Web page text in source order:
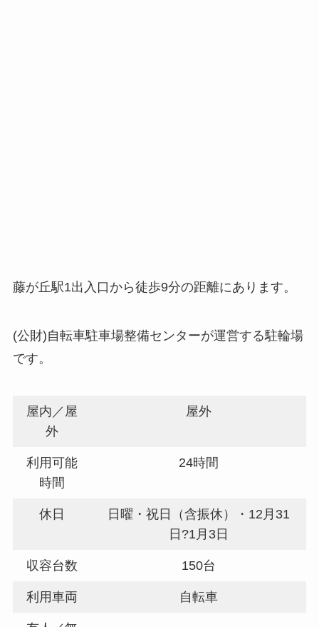
藤が丘駅1出入口から徒歩9分の距離にあります。
(公財)自転車駐車場整備センターが運営する駐輪場
です。
屋内／屋
外
屋外
利用可能
時間
24時間
休日
日曜・祝日（含振休）・12月31
日?1月3日
収容台数 150台
利用車両 自転車